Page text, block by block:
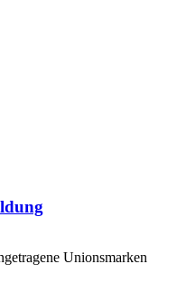
Unionsmarken